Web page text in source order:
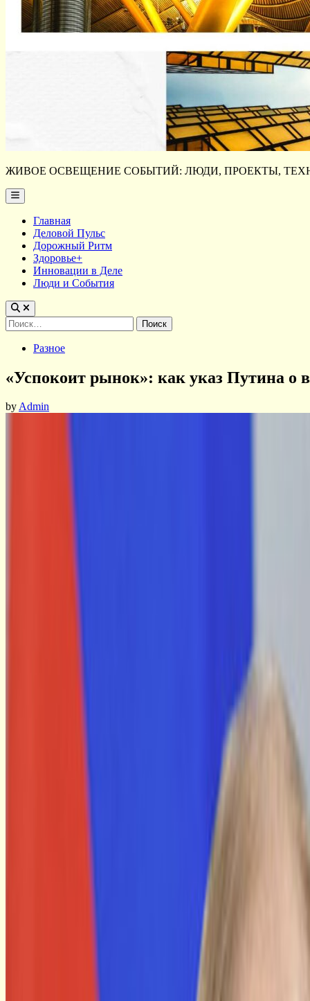
ЖИВОЕ ОСВЕЩЕНИЕ СОБЫТИЙ: ЛЮДИ, ПРОЕКТЫ,
Main
Menu
Главная
Деловой Пульс
Дорожный Ритм
Здоровье+
Инновации в Деле
Люди и События
Найти:
PostedРазное
«Успокоит рынок»: как указ Путина о
byAdmin